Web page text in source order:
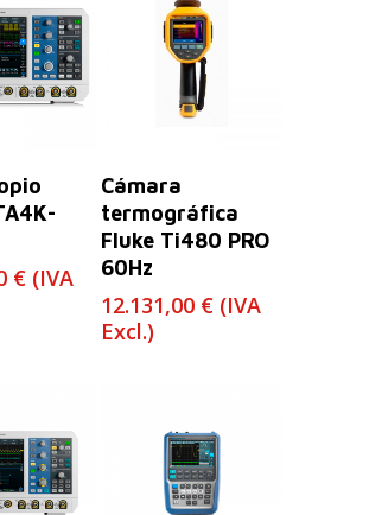
Más
€ (IVA
Cámara
termográfica
Fluke Ti480 PRO
60Hz
12.131,00 € (IVA
Excl.)